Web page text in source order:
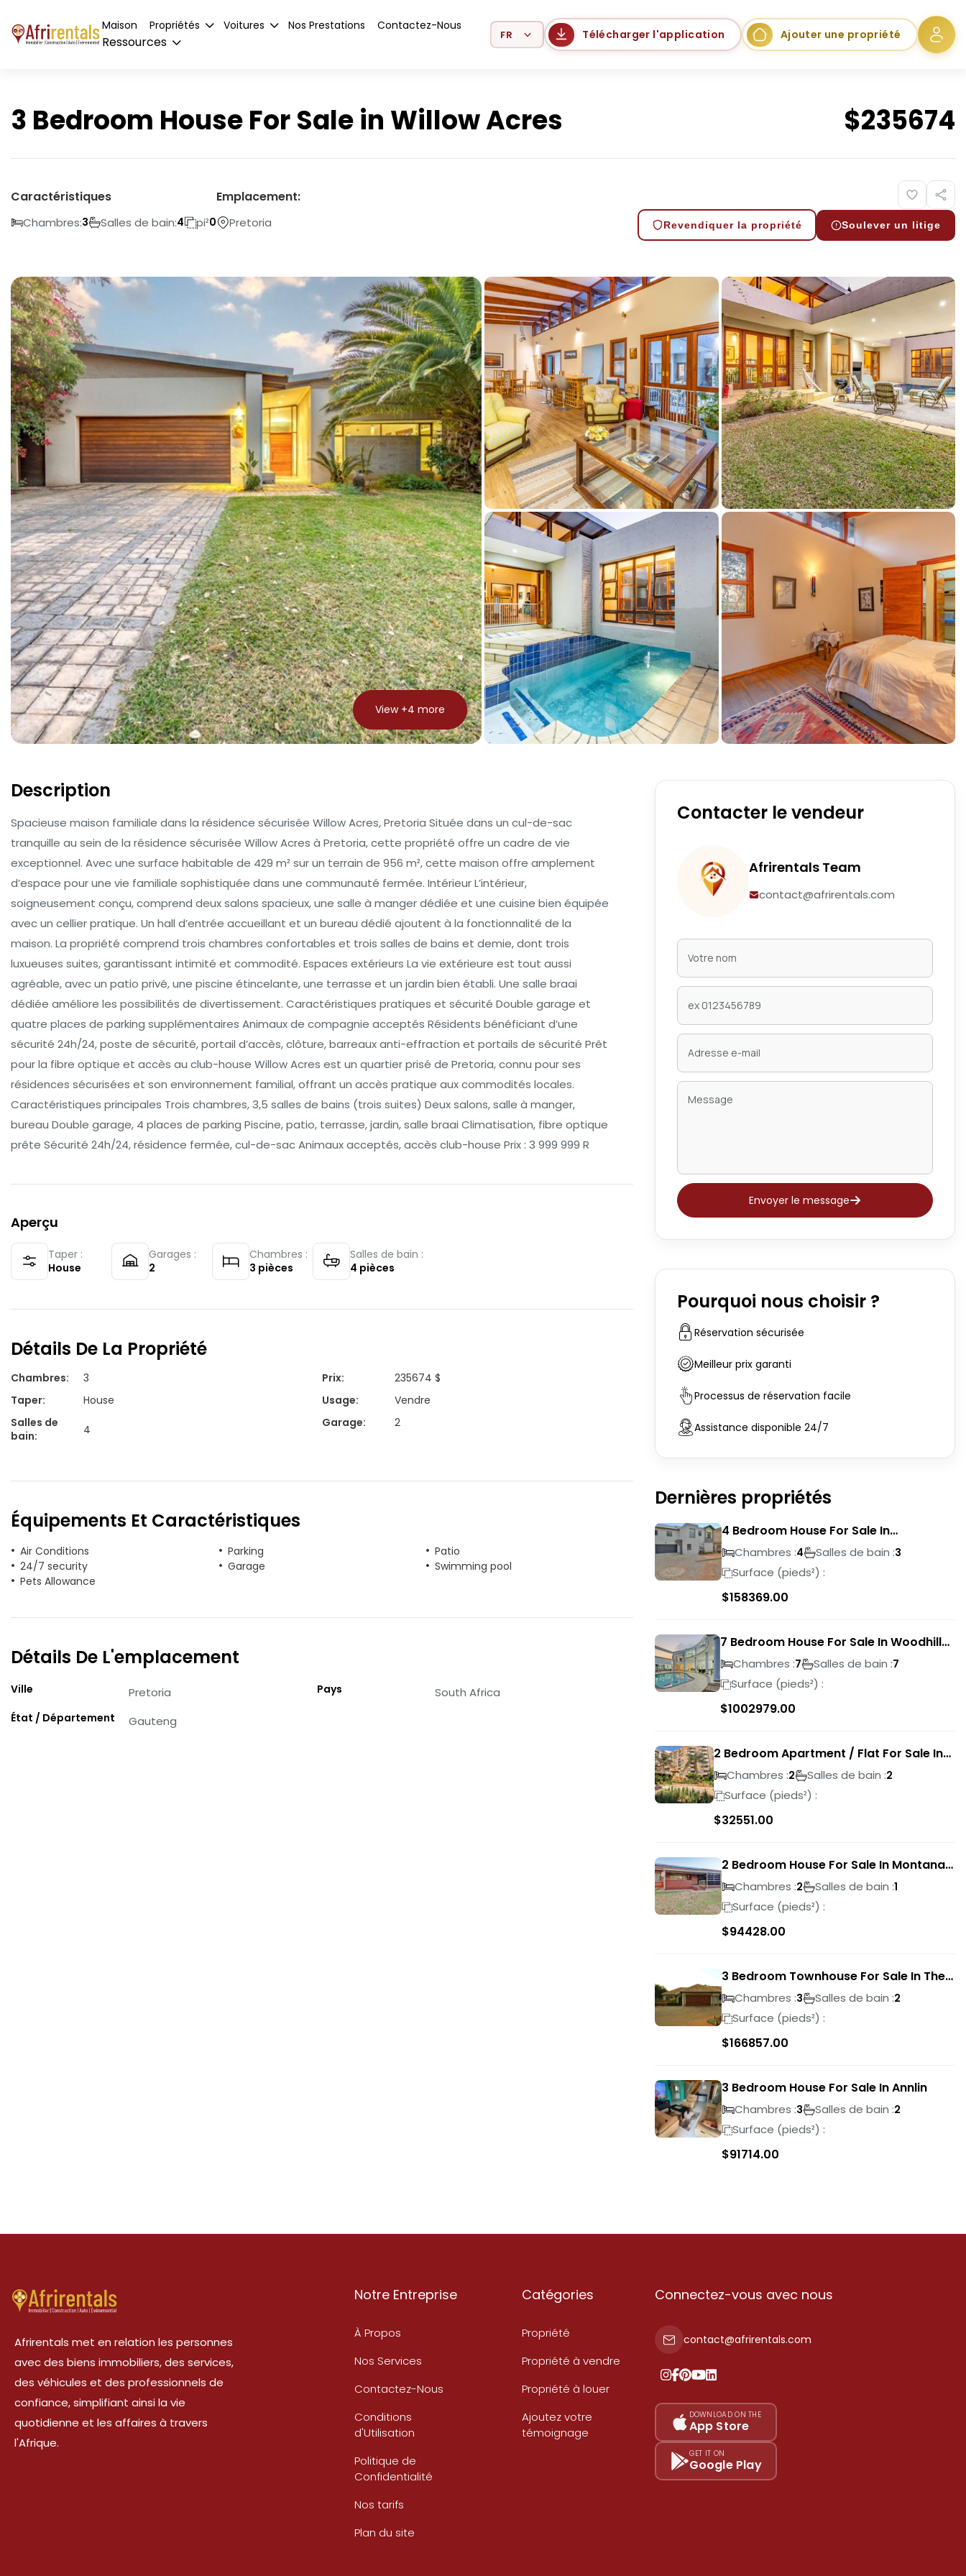
Maison Propriétés Voitures Nos Prestations Contactez-Nous
Ressources
Select Language Télécharger l'application Ajouter une propriété
3 Bedroom House For Sale in Willow Acres $235674
Caractéristiques
Chambres:3 Salles de bain:4 pi²0
Emplacement:
Pretoria Revendiquer la propriété Soulever un litige
View +4 more
Description
Spacieuse maison familiale dans la résidence sécurisée Willow Acres, Pretoria Située dans un cul-de-sac
tranquille au sein de la résidence sécurisée Willow Acres à Pretoria, cette propriété offre un cadre de vie
exceptionnel. Avec une surface habitable de 429 m² sur un terrain de 956 m², cette maison offre amplement
d’espace pour une vie familiale sophistiquée dans une communauté fermée. Intérieur L’intérieur,
soigneusement conçu, comprend deux salons spacieux, une salle à manger dédiée et une cuisine bien équipée
avec un cellier pratique. Un hall d’entrée accueillant et un bureau dédié ajoutent à la fonctionnalité de la
maison. La propriété comprend trois chambres confortables et trois salles de bains et demie, dont trois
luxueuses suites, garantissant intimité et commodité. Espaces extérieurs La vie extérieure est tout aussi
agréable, avec un patio privé, une piscine étincelante, une terrasse et un jardin bien établi. Une salle braai
dédiée améliore les possibilités de divertissement. Caractéristiques pratiques et sécurité Double garage et
quatre places de parking supplémentaires Animaux de compagnie acceptés Résidents bénéficiant d’une
sécurité 24h/24, poste de sécurité, portail d’accès, clôture, barreaux anti-effraction et portails de sécurité Prêt
pour la fibre optique et accès au club-house Willow Acres est un quartier prisé de Pretoria, connu pour ses
résidences sécurisées et son environnement familial, offrant un accès pratique aux commodités locales.
Caractéristiques principales Trois chambres, 3,5 salles de bains (trois suites) Deux salons, salle à manger,
bureau Double garage, 4 places de parking Piscine, patio, terrasse, jardin, salle braai Climatisation, fibre optique
prête Sécurité 24h/24, résidence fermée, cul-de-sac Animaux acceptés, accès club-house Prix : 3 999 999 R
Aperçu
Taper :
House
Garages :
2
Chambres :
3 pièces
Salles de bain :
4 pièces
Détails De La Propriété
Chambres: 3 Prix:
235674 $
Taper: House Usage:
Vendre
Salles de
bain: 4 Garage: 2
Équipements Et Caractéristiques
Air Conditions Parking
Patio
24/7 security
Garage
Swimming pool
Pets Allowance
Détails De L'emplacement
Ville Pretoria
État / Département Gauteng
Pays South Africa
Contacter le vendeur
Afrirentals Team
contact@afrirentals.com
Envoyer le message
Pourquoi nous choisir ?
Réservation sécurisée
Meilleur prix garanti
Processus de réservation facile
Assistance disponible 24/7
Dernières propriétés
4 Bedroom House For Sale In
Magalieskruin
Chambres :4 Salles de bain :3
Surface (pieds²) :
$158369.00
7 Bedroom House For Sale In Woodhill
Golf Estate
Chambres :7 Salles de bain :7
Surface (pieds²) :
$1002979.00
2 Bedroom Apartment / Flat For Sale In
Pretoria Central
Chambres :2 Salles de bain :2
Surface (pieds²) :
$32551.00
2 Bedroom House For Sale In Montana
ParkChambres :2 Salles de bain :1
Surface (pieds²) :
$94428.00
3 Bedroom Townhouse For Sale In The
WildsChambres :3 Salles de bain :2
Surface (pieds²) :
$166857.00
3 Bedroom House For Sale In Annlin
Chambres :3 Salles de bain :2
Surface (pieds²) :
$91714.00
Afrirentals met en relation les personnes
avec des biens immobiliers, des services,
des véhicules et des professionnels de
confiance, simplifiant ainsi la vie
quotidienne et les affaires à travers
l'Afrique.
Notre Entreprise
À Propos
Nos Services
Contactez-Nous
Conditions
d'Utilisation
Politique de
Confidentialité
Nos tarifs
Plan du site
Catégories
Propriété
Propriété à vendre
Propriété à louer
Ajoutez votre
témoignage
Connectez-vous avec nous
contact@afrirentals.com
DOWNLOAD ON THE
App Store
GET IT ON
Google Play